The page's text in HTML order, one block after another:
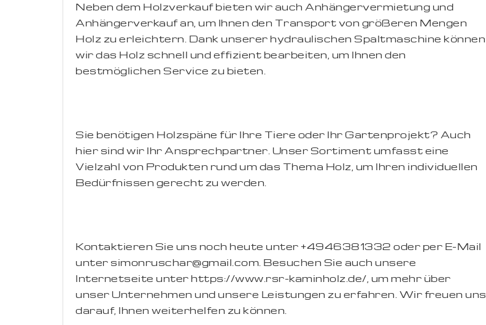
Neben dem Holzverkauf bieten wir auch Anhängervermietung und
Anhängerverkauf an, um Ihnen den Transport von größeren Mengen
Holz zu erleichtern. Dank unserer hydraulischen Spaltmaschine können
wir das Holz schnell und effizient bearbeiten, um Ihnen den
bestmöglichen Service zu bieten.
Sie benötigen Holzspäne für Ihre Tiere oder Ihr Gartenprojekt? Auch
hier sind wir Ihr Ansprechpartner. Unser Sortiment umfasst eine
Vielzahl von Produkten rund um das Thema Holz, um Ihren individuellen
Bedürfnissen gerecht zu werden.
Kontaktieren Sie uns noch heute unter +4946381332 oder per E-Mail
unter simonruschar@gmail.com. Besuchen Sie auch unsere
Internetseite unter https://www.rsr-kaminholz.de/, um mehr über
unser Unternehmen und unsere Leistungen zu erfahren. Wir freuen uns
darauf, Ihnen weiterhelfen zu können.